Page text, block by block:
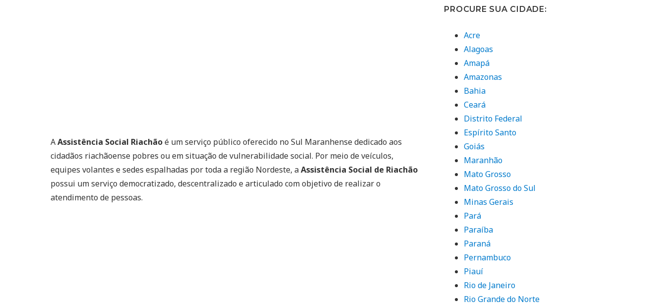
AAssistência Social Riachãoé um serviço público oferecido no Sul Maranhense dedicado aos
cidadãos riachãoense pobres ou em situação de vulnerabilidade social. Por meio de veículos,
equipes volantes e sedes espalhadas por toda a região Nordeste, aAssistência Social de Riachão
possui um serviço democratizado, descentralizado e articulado com objetivo de realizar o
atendimento de pessoas.
PROCURE SUA CIDADE:
Acre
Alagoas
Amapá
Amazonas
Bahia
Ceará
Distrito Federal
Espírito Santo
Goiás
Maranhão
Mato Grosso
Mato Grosso do Sul
Minas Gerais
Pará
Paraíba
Paraná
Pernambuco
Piauí
Rio de Janeiro
Rio Grande do Norte